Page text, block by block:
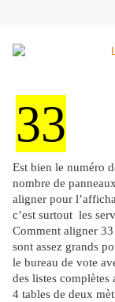
33
Est bien le numéro
nombre de
aligner pour
c’est surtout les
Comment aligner
sont assez grands
le bureau de vote
des listes complètes
4 tables de deux